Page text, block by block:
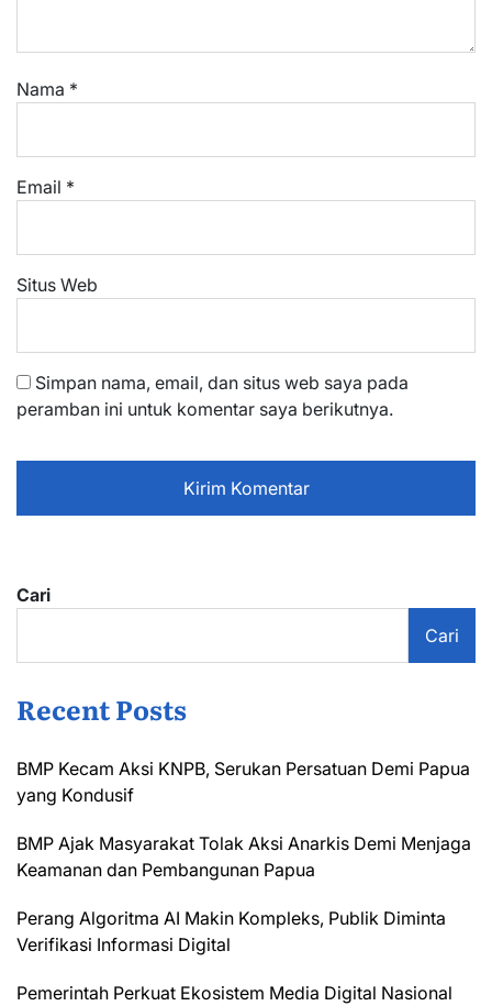
Nama *
Email *
Situs Web
Simpan nama, email, dan situs web saya pada
peramban ini untuk komentar saya berikutnya.
Cari
Cari
Recent Posts
BMP Kecam Aksi KNPB, Serukan Persatuan Demi Papua
yang Kondusif
BMP Ajak Masyarakat Tolak Aksi Anarkis Demi Menjaga
Keamanan dan Pembangunan Papua
Perang Algoritma AI Makin Kompleks, Publik Diminta
Verifikasi Informasi Digital
Pemerintah Perkuat Ekosistem Media Digital Nasional